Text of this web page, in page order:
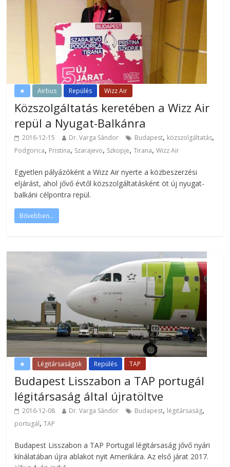
★ Airbus Repülés Wizz Air
Közszolgáltatás keretében a Wizz Air
repül a Nyugat-Balkánra
2016-12-15 Dr. Varga Sándor Budapest, közszolgáltatás,
Podgorica, Pristina, Szarajevo, Szkopje,Tirana,Wizz Air
Egyetlen pályázóként a Wizz Air nyerte a közbeszerzési
eljárást, ahol jővő évtől közszolgáltatásként öt új nyugat-
balkáni célpontra repül.
Bővebben...
★ Légitársaságok Repülés TAP
Budapest Lisszabon a TAP portugál
légitársaság által újratöltve
2016-12-08 Dr. Varga Sándor Budapest, légitársaság,
portugál,TAP
Budapest Lisszabon a TAP Portugal légitársaság jővő nyári
kínálatában újra ablakot nyit Amerikára. Az első járat 2017.